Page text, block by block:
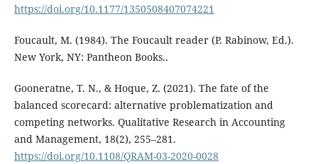
https://doi.org/10.1177/1350508407074221
Foucault, M. (1984). The Foucault reader (P. Rabinow, Ed.).
New York, NY: Pantheon Books..
Gooneratne, T. N., & Hoque, Z. (2021). The fate of the
balanced scorecard: alternative problematization and
competing networks. Qualitative Research in Accounting
and Management, 18(2), 255–281.
https://doi.org/10.1108/QRAM-03-2020-0028